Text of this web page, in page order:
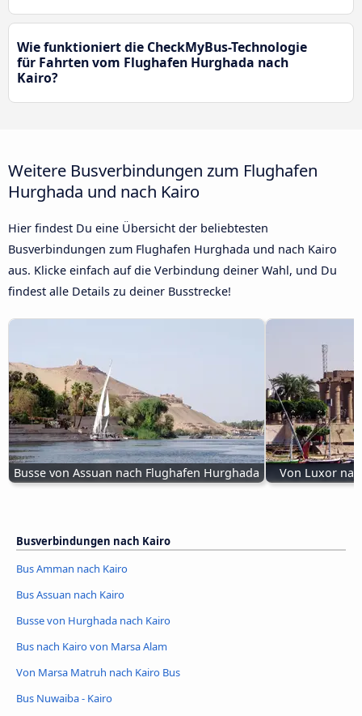
Wie funktioniert die CheckMyBus-Technologie
für Fahrten vom Flughafen Hurghada nach
Kairo?
Weitere Busverbindungen zum Flughafen
Hurghada und nach Kairo
Hier findest Du eine Übersicht der beliebtesten
Busverbindungen zum Flughafen Hurghada und nach Kairo
aus. Klicke einfach auf die Verbindung deiner Wahl, und Du
findest alle Details zu deiner Busstrecke!
Busse von Assuan nach Flughafen Hurghada Von Luxor
Busverbindungen nach Kairo
Bus Amman nach Kairo
Bus Assuan nach Kairo
Busse von Hurghada nach Kairo
Bus nach Kairo von Marsa Alam
Von Marsa Matruh nach Kairo Bus
Bus Nuwaiba - Kairo